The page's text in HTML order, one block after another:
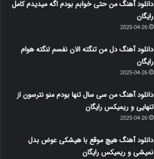
دانلود آهنگ من حتی خوابم بودم اگه میدیدم کامل
رایگان
2025-04-26
دانلود آهنگ دل من تنگته الان نفسم لنگته هوام
رایگان
2025-04-26
دانلود آهنگ من سی سال تنها بودم منو نترسون از
تنهایی و ریمیکس رایگان
2025-04-26
دانلود آهنگ هیچ موقع با هیشکی عوض بدل
نمیشی و ریمیکس رایگان